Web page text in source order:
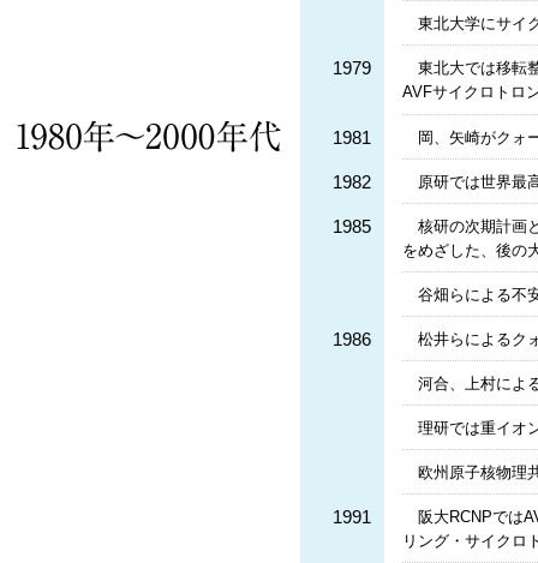
東北大学にサイ
1979
東北大では移転
AVFサイクロトロ
1981 岡、矢崎がクォ
1982 原研では世界最
1985
核研の次期計画
をめざした、後の
谷畑らによる不
1986 松井らによるク
河合、上村によ
理研では重イオ
欧州原子核物理
1991
阪大RCNPでは
リング・サイクロ